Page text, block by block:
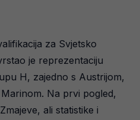
za Svjetsko
je reprezentaciju
H, zajedno s Austrijom,
Na prvi pogled,
ali statistike i